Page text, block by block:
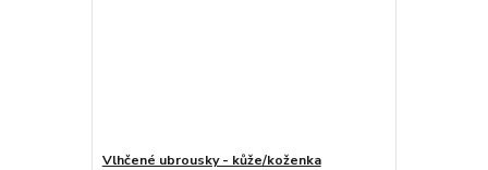
Vlhčené ubrousky - kůže/koženka